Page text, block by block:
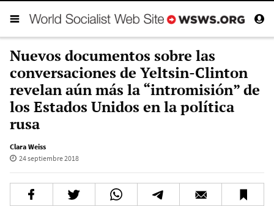
Nuevos documentos sobre las
conversaciones de Yeltsin-Clinton
revelan aún más la “intromisión” de
los Estados Unidos en la política
rusa
Clara Weiss
24 septiembre 2018